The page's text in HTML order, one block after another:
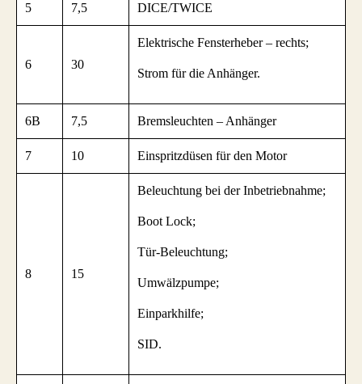
5 7,5 DICE/TWICE
6 30
Elektrische Fensterheber – rechts;
Strom für die Anhänger.
6B 7,5 Bremsleuchten – Anhänger
7 10 Einspritzdüsen für den Motor
8 15
Beleuchtung bei der Inbetriebnahme;
Boot Lock;
Tür-Beleuchtung;
Umwälzpumpe;
Einparkhilfe;
SID.